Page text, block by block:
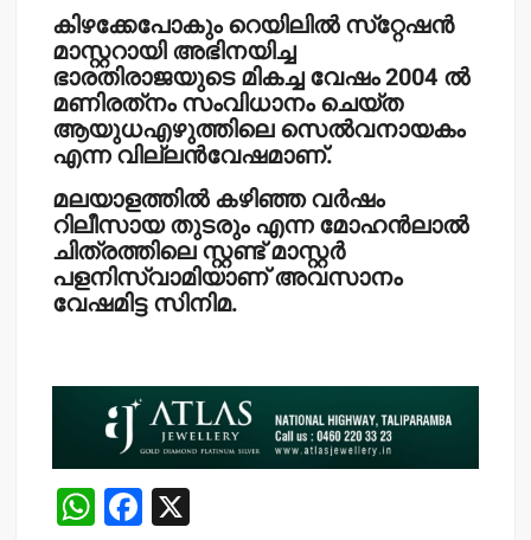
കിഴക്കേപോകും റെയിലില്‍ സ്‌റ്റേഷന്‍
മാസ്റ്ററായി അഭിനയിച്ച
ഭാരതിരാജയുടെ മികച്ച വേഷം 2004 ല്‍
മണിരത്‌നം സംവിധാനം ചെയ്ത
ആയുധഎഴുത്തിലെ സെല്‍വനായകം
എന്ന വില്ലന്‍വേഷമാണ്.
മലയാളത്തില്‍ കഴിഞ്ഞ വര്‍ഷം
റിലീസായ തുടരും എന്ന മോഹന്‍ലാല്‍
ചിത്രത്തിലെ സ്റ്റണ്ട് മാസ്റ്റര്‍
പളനിസ്വാമിയാണ് അവസാനം
വേഷമിട്ട സിനിമ.
W
F